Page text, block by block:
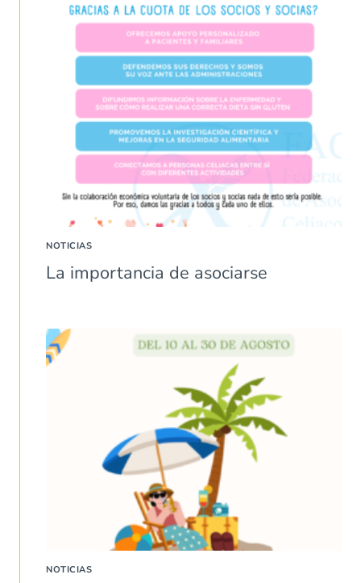
NOTICIAS
La importancia de asociarse
NOTICIAS